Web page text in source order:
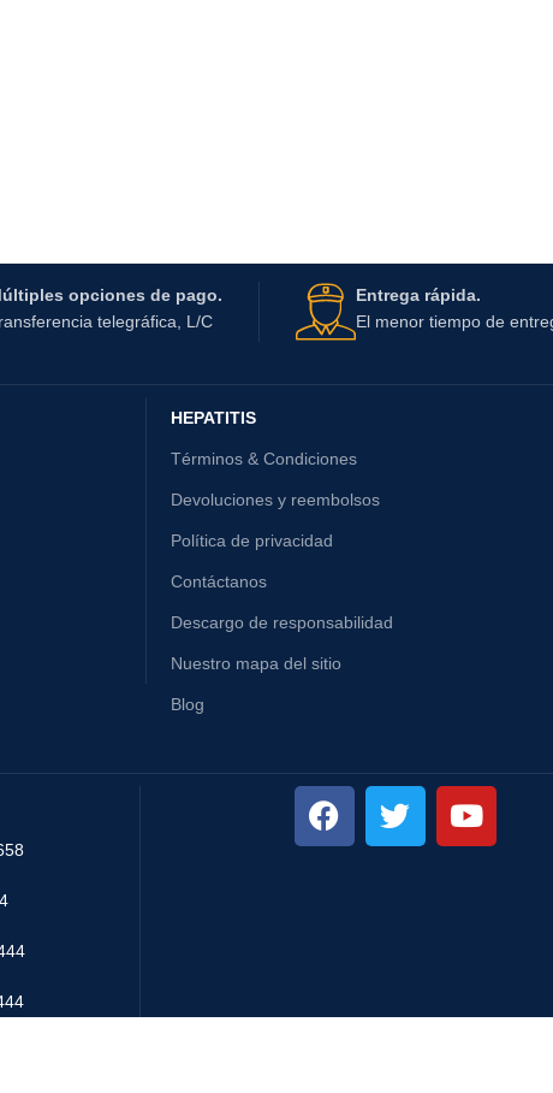
opciones de pago.
telegráfica, L/C
Entrega rápida.
El menor tiempo de
HEPATITIS
Términos & Condiciones
Devoluciones y reembolsos
Política de privacidad
Contáctanos
Descargo de responsabilidad
Nuestro mapa del sitio
Blog